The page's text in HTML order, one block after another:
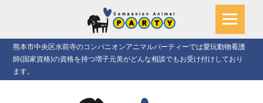
熊本市中央区水前寺のコンパニオンアニマルパーティーでは愛玩動物看護
師(国家資格)の資格を持つ増子元美がどんな相談でもお受け付けしており
ます。